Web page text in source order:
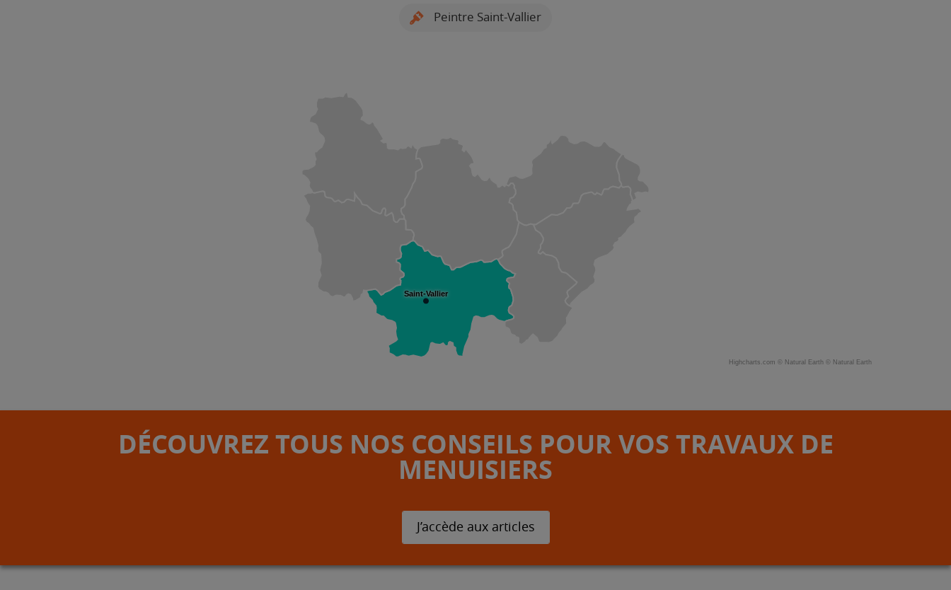
Peintre Saint-Vallier
Saint-Vallier
Highcharts.com © Natural Earth © Natural Earth
DÉCOUVREZ TOUS NOS CONSEILS POUR VOS TRAVAUX DE
MENUISIERS
J’accède aux articles